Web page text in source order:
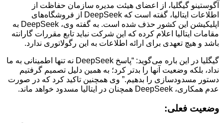
آگوستینو گیگلیا، از اعضای هیئت مدیره سازمان حفاظت از
اطلاعات ایتالیا، گفته است که DeepSeek از فروشگاه‌های
اپلیکیشن این کشور حذف شده است. به گفته وی، DeepSeek به
مقامات ایتالیا اعلام کرده که این شرکت نباید تابع مقررات گارانته
باشد و هیچ تعهدی برای ارائه اطلاعات به این رگولاتوری ندارد.
گیگلیا در این باره می‌گوید: “پاسخ DeepSeek نه تنها اطمینانی به ما
نداد، بلکه وضعیت آنها را بدتر کرد؛ به همین دلیل تصمیم گرفتیم
دستور مسدودسازی را بدهیم.” وی همچنین تاکید کرد که در صورت
عدم همکاری، DeepSeek همچنان در ایتالیا مسدود خواهد ماند.
وضعیت فعلی: